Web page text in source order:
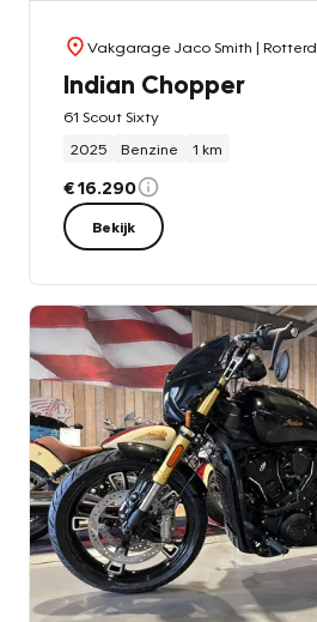
Vakgarage Jaco Smith |
Indian Chopper
61 Scout Sixty
2025
Benzine 1 km
€ 16.290
Bekijk